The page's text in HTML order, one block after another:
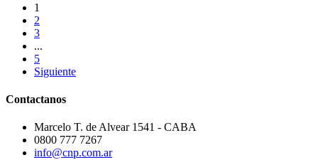
1
2
3
...
5
Siguiente
Contactanos
Marcelo T. de Alvear 1541 - CABA
0800 777 7267
info@cnp.com.ar